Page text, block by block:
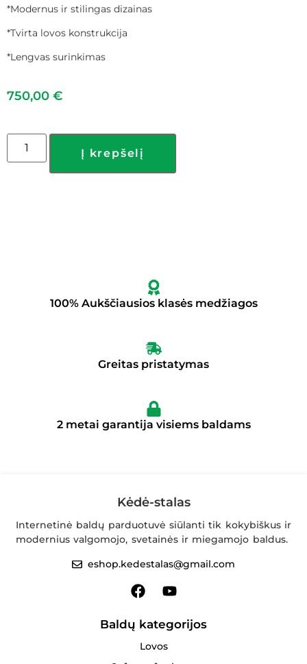
*Modernus ir stilingas dizainas
*Tvirta lovos konstrukcija
*Lengvas surinkimas
750,00 €
Į krepšelį
100% Aukščiausios klasės medžiagos
Greitas pristatymas
2 metai garantija visiems baldams
Kėdė-stalas
Internetinė baldų parduotuvė siūlanti tik kokybiškus ir
modernius valgomojo, svetainės ir miegamojo baldus.
eshop.kedestalas@gmail.com
Baldų kategorijos
Lovos